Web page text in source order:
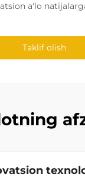
a'lo
Taklif olish